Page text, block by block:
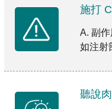
施打
A. 副
如注射
聽說